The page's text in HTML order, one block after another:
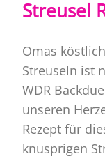
Streusel
Omas
Streuseln ist
WDR
unseren
Rezept für
knusprigen